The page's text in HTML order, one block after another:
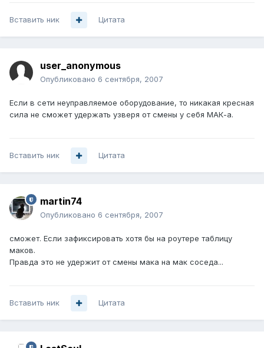
Вставить ник Цитата
user_anonymous
Опубликовано 6 сентября, 2007
Если в сети неуправляемое оборудование, то никакая кресная
сила не сможет удержать узверя от смены у себя МАК-а.
Вставить ник Цитата
martin74
Опубликовано 6 сентября, 2007
сможет. Если зафиксировать хотя бы на роутере таблицу
маков.
Правда это не удержит от смены мака на мак соседа...
Вставить ник Цитата